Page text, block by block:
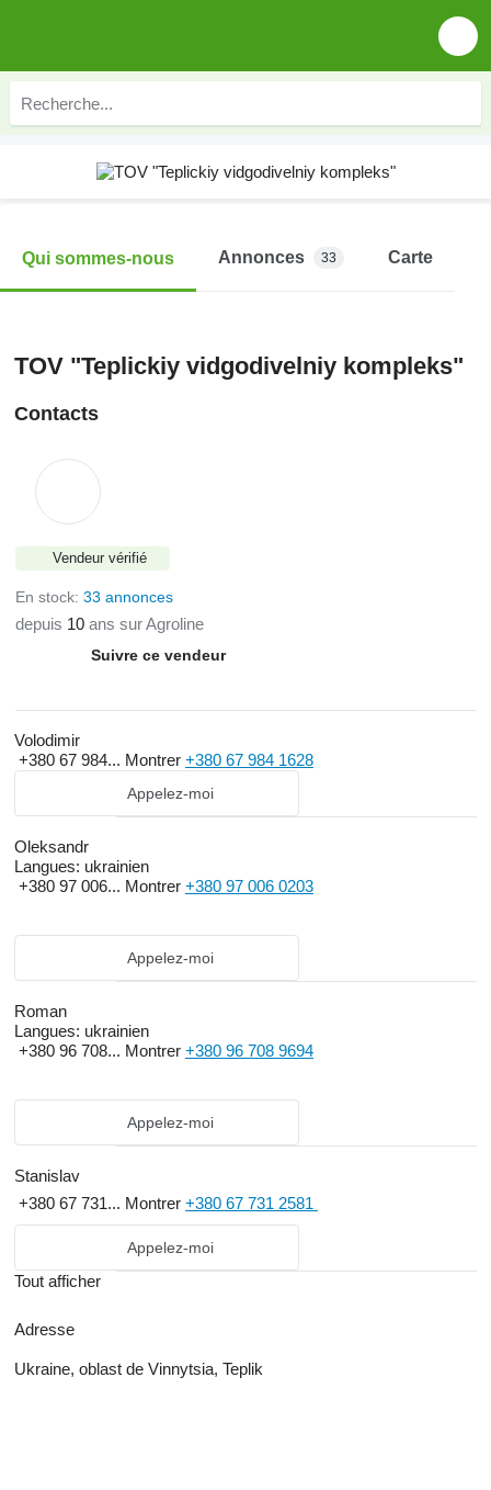
Qui sommes-nous Annonces 33 Carte
TOV "Teplickiy vidgodivelniy kompleks"
Contacts
Vendeur vérifié
En stock: 33 annonces
depuis 10 ans sur Agroline
Suivre ce vendeur
Volodimir
+380 67 984... Montrer +380 67 984 1628
Appelez-moi
Oleksandr
Langues: ukrainien
+380 97 006... Montrer +380 97 006 0203
Appelez-moi
Roman
Langues: ukrainien
+380 96 708... Montrer +380 96 708 9694
Appelez-moi
Stanislav
+380 67 731... Montrer +380 67 731 2581
Appelez-moi
Tout afficher
Adresse
Ukraine, oblast de Vinnytsia, Teplik